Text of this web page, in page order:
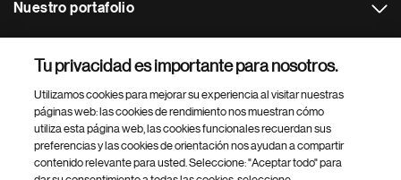
Nuestro portafolio
Footer Site Search
Tu privacidad es importante para nosotros.
Utilizamos cookies para mejorar su experiencia al visitar nuestras
páginas web: las cookies de rendimiento nos muestran cómo
utiliza esta página web, las cookies funcionales recuerdan sus
preferencias y las cookies de orientación nos ayudan a compartir
contenido relevante para usted. Seleccione: "Aceptar todo" para